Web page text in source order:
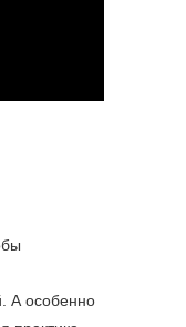
А особенно